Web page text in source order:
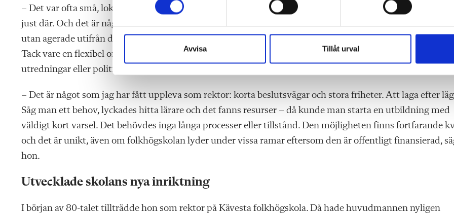
t
y
e
s
a
l
Avvisa Tillåt urval
– Det var ofta små, lokala initiativ. Det var skolor som växte fram i bygden, med utbildningar som passade
just där. Och det är något väldigt tilltalande i det: man väntade inte på att någon annan skulle ta
utan agerade utifrån det man såg runt omkring sig. Och det är just småskaligheten som har gjort det
Tack vare en flexibel organisation har man ofta kunnat anpassa sig snabbt, utan att behöva invänta statliga
utredningar eller politiska beslut.
– Det är något som jag har fått uppleva som rektor: korta beslutsvägar och stora friheter. Att laga efter
Såg man ett behov, lyckades hitta lärare och det fanns resurser – då kunde man starta en utbildning med
väldigt kort varsel. Det behövdes inga långa processer eller tillstånd. Den möjligheten finns fortfarande
och det är unikt, även om folkhögskolan lyder under vissa ramar eftersom den är offentligt finansierad,
hon.
Utvecklade skolans nya inriktning
I början av 80-talet tillträdde hon som rektor på Kävesta folkhögskola. Då hade huvudmannen nyligen